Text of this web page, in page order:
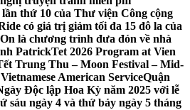
thứ 10 của Thư viện Công cộng
có giá trị giảm tối đa 15 đô la của
là chương trình đưa đón về nhà
PatrickTet 2026 Program at Vien
Trung Thu – Moon Festival – Mid-
American ServiceQuận
Độc lập Hoa Kỳ năm 2025 với lễ
sáu ngày 4 và thứ bảy ngày 5 tháng